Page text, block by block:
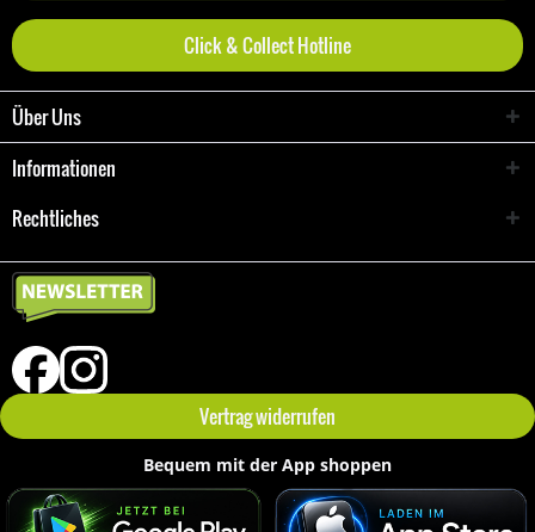
Click & Collect Hotline
Über Uns
Informationen
Rechtliches
Vertrag widerrufen
Bequem mit der App shoppen